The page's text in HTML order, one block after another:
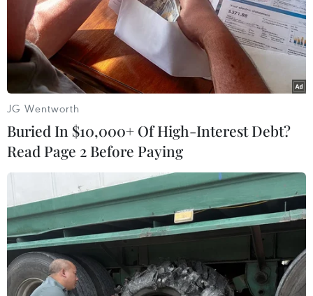
Mặt nạ tóc với đặc tính nhẹ nhàng từ yến mạch - Yves Rocher
Nutri Silky (giá khoảng 247.000 đồng)
JG Wentworth
Buried In $10,000+ Of High-Interest Debt?
Read Page 2 Before Paying